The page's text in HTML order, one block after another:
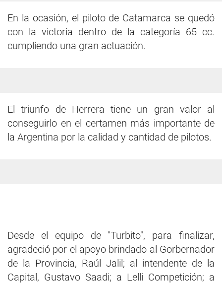
En la ocasión, el piloto de Catamarca se quedó
con la victoria dentro de la categoría 65 cc.
cumpliendo una gran actuación.
El triunfo de Herrera tiene un gran valor al
conseguirlo en el certamen más importante de
la Argentina por la calidad y cantidad de pilotos.
Desde el equipo de "Turbito", para finalizar,
agradeció por el apoyo brindado al Gorbernador
de la Provincia, Raúl Jalil; al intendente de la
Capital, Gustavo Saadi; a Lelli Competición; a